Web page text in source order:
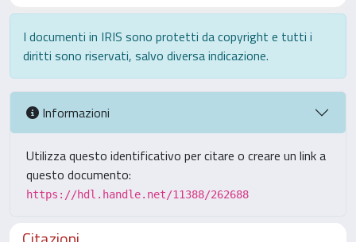
I documenti in IRIS sono protetti da copyright e tutti i
diritti sono riservati, salvo diversa indicazione.
Informazioni
Utilizza questo identificativo per citare o creare un link a
questo documento:
https://hdl.handle.net/11388/262688